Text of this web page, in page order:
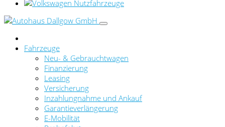
Fahrzeuge
Neu- & Gebrauchtwagen
Finanzierung
Leasing
Versicherung
Inzahlungnahme und Ankauf
Garantieverlängerung
E-Mobilität